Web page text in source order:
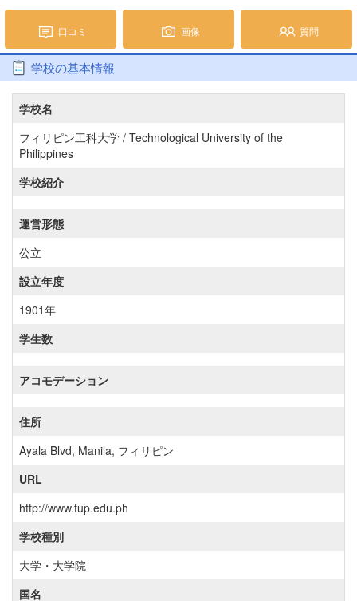
口コミ 画像 質問
学校の基本情報
学校名
フィリピン工科大学 / Technological University of the
Philippines
学校紹介
運営形態
公立
設立年度
1901年
学生数
アコモデーション
住所
Ayala Blvd, Manila, フィリピン
URL
http://www.tup.edu.ph
学校種別
大学・大学院
国名